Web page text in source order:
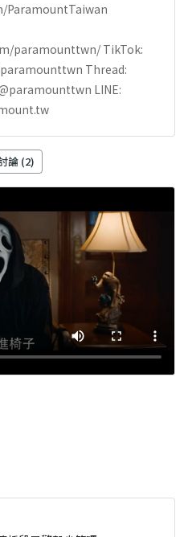
ParamountTaiwan
paramounttwn/ TikTok:
Thread:
LINE:
論 (2)